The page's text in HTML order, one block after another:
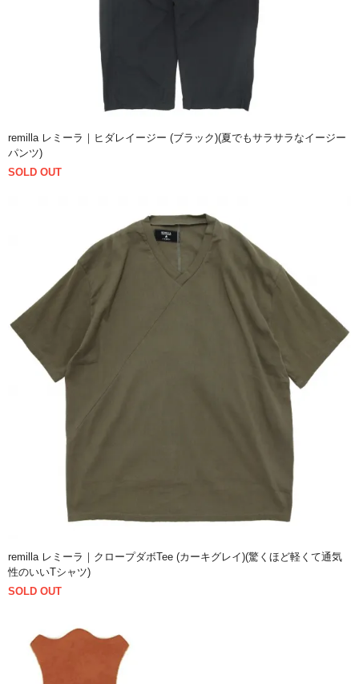
remilla レミーラ｜ヒダレイージー (ブラック)(夏でもサラサラなイージー
パンツ)
SOLD OUT
remilla レミーラ｜クロープダボTee (カーキグレイ)(驚くほど軽くて通気
性のいいTシャツ)
SOLD OUT